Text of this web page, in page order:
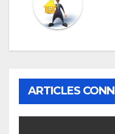
ARTICLES